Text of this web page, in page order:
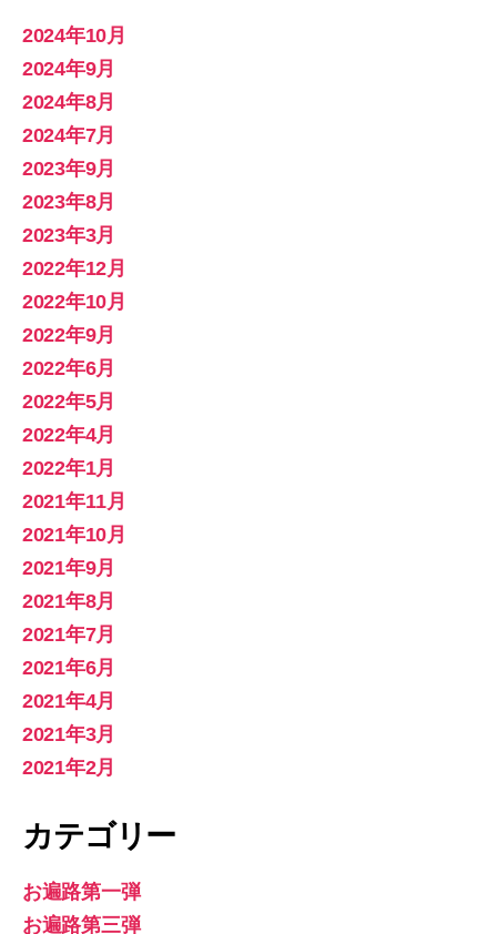
2024年10月
2024年9月
2024年8月
2024年7月
2023年9月
2023年8月
2023年3月
2022年12月
2022年10月
2022年9月
2022年6月
2022年5月
2022年4月
2022年1月
2021年11月
2021年10月
2021年9月
2021年8月
2021年7月
2021年6月
2021年4月
2021年3月
2021年2月
カテゴリー
お遍路第一弾
お遍路第三弾